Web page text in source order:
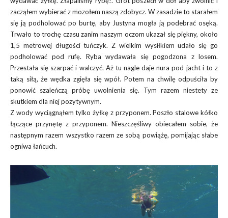
zacząłem wybierać z mozołem naszą zdobycz. W zasadzie to starałem
się ją podholować po burtę, aby Justyna mogła ją podebrać osęką.
Trwało to trochę czasu zanim naszym oczom ukazał się piękny, około
1,5 metrowej długości tuńczyk. Z wielkim wysiłkiem udało się go
podholować pod rufę. Ryba wydawała się pogodzona z losem.
Przestała się szarpać i walczyć. Aż tu nagle daje nura pod jacht i to z
taką siłą, że wędka zgięła się wpół. Potem na chwilę odpuściła by
ponowić szaleńczą próbę uwolnienia się. Tym razem niestety ze
skutkiem dla niej pozytywnym.
Z wody wyciągnąłem tylko żyłkę z przyponem. Poszło stalowe kółko
łączące przynętę z przyponem. Nieszczęśliwy obiecałem sobie, że
następnym razem wszystko razem ze sobą powiążę, pomijając słabe
ogniwa łańcuch.